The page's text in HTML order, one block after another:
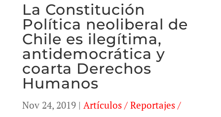
La Constitución
Política neoliberal de
Chile es ilegítima,
antidemocrática y
coarta Derechos
Humanos
Nov 24, 2019| Artículos / Reportajes /